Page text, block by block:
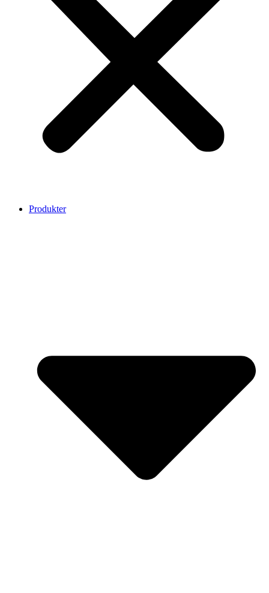
Produkter